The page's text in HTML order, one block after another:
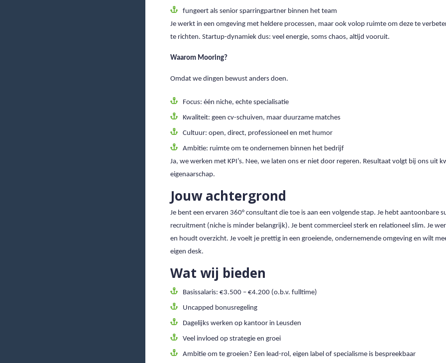
fungeert als senior sparringpartner binnen het team
Je werkt in een omgeving met heldere processen, maar ook volop ruimte om deze te
te richten. Startup-dynamiek dus: veel energie, soms chaos, altijd vooruit.
Waarom Mooring?
Omdat we dingen bewust anders doen.
Focus: één niche, echte specialisatie
Kwaliteit: geen cv-schuiven, maar duurzame matches
Cultuur: open, direct, professioneel en met humor
Ambitie: ruimte om te ondernemen binnen het bedrijf
Ja, we werken met KPI’s. Nee, we laten ons er niet door regeren. Resultaat volgt bij ons uit
eigenaarschap.
Jouw achtergrond
Je bent een ervaren 360° consultant die toe is aan een volgende stap. Je hebt aantoonbare
recruitment (niche is minder belangrijk). Je bent commercieel sterk en relationeel slim. Je
en houdt overzicht. Je voelt je prettig in een groeiende, ondernemende omgeving en wilt
eigen desk.
Wat wij bieden
Basissalaris: €3.500 – €4.200 (o.b.v. fulltime)
Uncapped bonusregeling
Dagelijks werken op kantoor in Leusden
Veel invloed op strategie en groei
Ambitie om te groeien? Een lead-rol, eigen label of specialisme is bespreekbaar